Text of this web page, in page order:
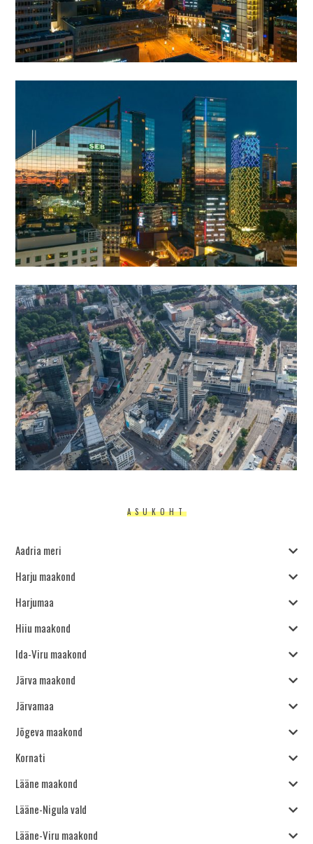
ASUKOHT
Aadria meri
Harju maakond
Harjumaa
Hiiu maakond
Ida-Viru maakond
Järva maakond
Järvamaa
Jõgeva maakond
Kornati
Lääne maakond
Lääne-Nigula vald
Lääne-Viru maakond